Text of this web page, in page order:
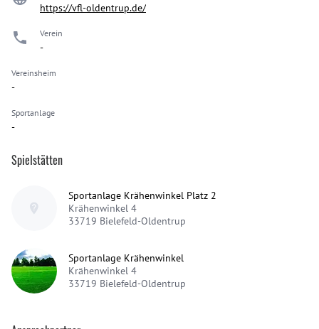
https://vfl-oldentrup.de/
Verein
-
Vereinsheim
-
Sportanlage
-
Spielstätten
Sportanlage Krähenwinkel Platz 2
Krähenwinkel 4
33719 Bielefeld-Oldentrup
Sportanlage Krähenwinkel
Krähenwinkel 4
33719 Bielefeld-Oldentrup